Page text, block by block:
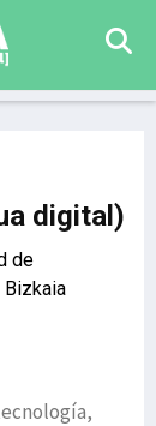
digital)
de
Bizkaia